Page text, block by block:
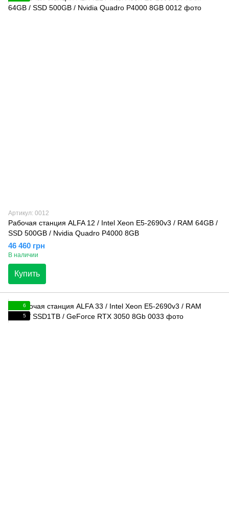
Артикул: 0012
Рабочая станция ALFA 12 / Intel Xeon E5-2690v3 / RAM 64GB /
SSD 500GB / Nvidia Quadro P4000 8GB
46 460 грн
В наличии
Купить
6
5